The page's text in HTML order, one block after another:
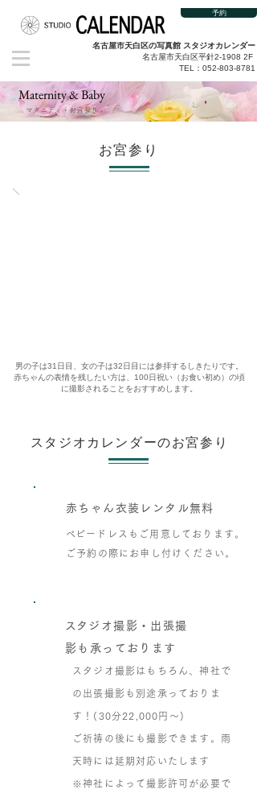
予約
名古屋市天白区の写真館 スタジオカレンダー
名古屋市天白区平針2-1908 2F
TEL：052-803-8781
Maternity & Baby
マタニティ・お宮参り
お宮参り
男の子は31日目、女の子は32日目には参拝するしきたりです。
赤ちゃんの表情を残したい方は、100日祝い（お食い初め）の頃
に撮影されることをおすすめします。
スタジオカレンダーのお宮参り
赤ちゃん衣装レンタル無料
​ベビードレスもご用意しております。
ご予約の際にお申し付けください。
​スタジオ撮影・出張撮
影も承っております
スタジオ撮影はもちろん、神社で
の出張撮影も別途承っておりま
す！(30分22,000円〜)
ご祈祷の後にも撮影できます。雨
天時には延期対応いたします
​※神社によって撮影許可が必要で